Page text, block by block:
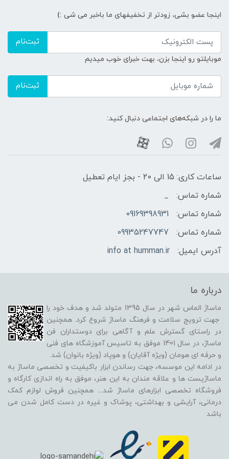
اینجا عضو بشی، زودتر از تخفیفهای ما باخبر می شی :)
ثبت‌نام
موبایلتو رو اینجا بزن، بهت خبرای خوب میدیم
ثبت‌نام
ما را در شبکه‌های اجتماعی دنبال کنید:
ساعات کاری: 15 الی 20 - بجز ایام تعطیل
شماره تماس:
_
شماره تماس:
09169398931
شماره تماس:
09935247747
آدرس ایمیل:
info at humman.ir
درباره ما
ماساژ الماس شهر در سال 1395 متولد شد و هدف خود را
جهت ترویج سلامت و فرهنگ ماساژ شروع کرد. همچنین
در راستای گسترش علم و آگاهی برای دوستداران فن
ماساژ، در سال 1401 موفق به تاسیس آموزشگاه های فنی
و حرفه ای هومان (ویژه آقایان) و هوپاد (ویژه بانوان) شد.
در ادامه این موسسه، جهت رساندن ابزار باکیفیت و تخصصی ماساژ به
ماساژیست ها و علاقه مندان به این هنر، موفق به راه اندازی کارگاه و
فروشگاه تخصصی ابزارهای ماساژ شد... همچنین فروش لوازم کمک
درمانی، آرایشی و بهداشتی، پوشاک و غیره در دست کامل شدن می
باشد